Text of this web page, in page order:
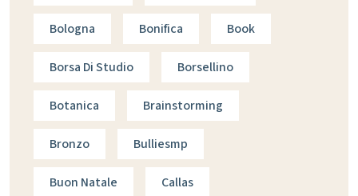
Bologna Bonifica Book
Borsa Di Studio Borsellino
Botanica Brainstorming
Bronzo Bulliesmp
Buon Natale Callas